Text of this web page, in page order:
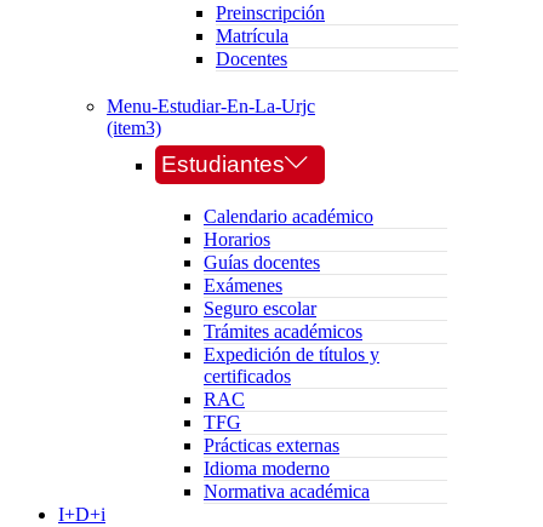
Preinscripción
Matrícula
Docentes
Menu-Estudiar-En-La-Urjc
(item3)
Estudiantes
Calendario académico
Horarios
Guías docentes
Exámenes
Seguro escolar
Trámites académicos
Expedición de títulos y
certificados
RAC
TFG
Prácticas externas
Idioma moderno
Normativa académica
I+D+i